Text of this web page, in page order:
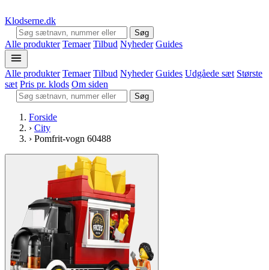
Klodserne.dk
Søg
Alle produkter Temaer Tilbud Nyheder Guides
Alle produkter Temaer Tilbud Nyheder Guides Udgåede sæt Største
sæt Pris pr. klods Om siden
Søg
Forside
› City
› Pomfrit-vogn 60488